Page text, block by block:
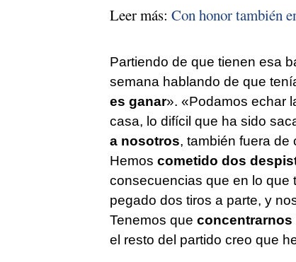
Leer más: Con honor también
Partiendo de que tienen esa
semana hablando de que
es ganar». «Podamos echar
casa, lo difícil que ha sido
a nosotros, también fuera de
Hemos cometido dos
consecuencias que en lo que
pegado dos tiros a parte, y
Tenemos que concentrarnos
el resto del partido creo que